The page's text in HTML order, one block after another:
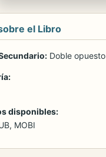
el Libro
Doble opuesto
disponibles:
MOBI